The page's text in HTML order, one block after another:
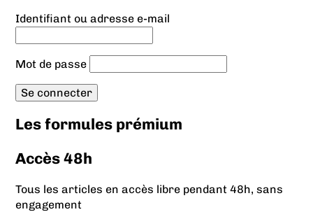
Identifiant ou adresse e-mail
Mot de passe
Les formules prémium
Accès 48h
Tous les articles en accès libre pendant 48h, sans
engagement